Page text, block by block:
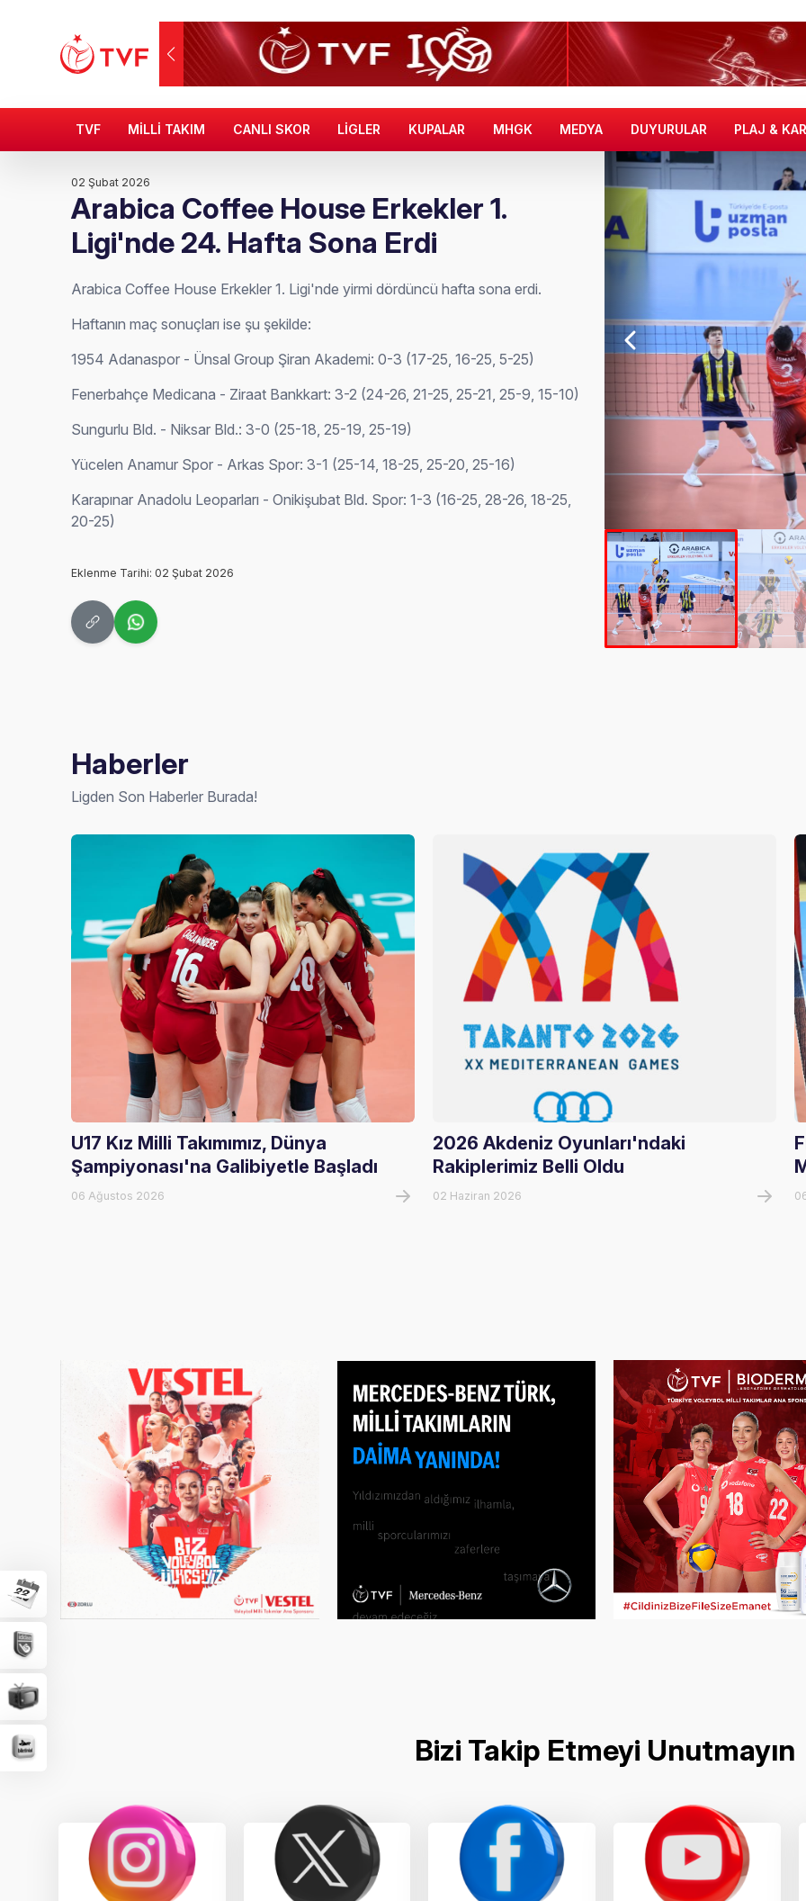
TVF MİLLİ TAKIM CANLI SKOR LİGLER KUPALAR MHGK MEDYA DUYURULAR PLAJ & KAR
02 Şubat 2026
Arabica Coffee House Erkekler 1.
Ligi'nde 24. Hafta Sona Erdi
Arabica Coffee House Erkekler 1. Ligi'nde yirmi dördüncü hafta sona erdi.
Haftanın maç sonuçları ise şu şekilde:
1954 Adanaspor - Ünsal Group Şiran Akademi: 0-3 (17-25, 16-25, 5-25)
Fenerbahçe Medicana - Ziraat Bankkart: 3-2 (24-26, 21-25, 25-21, 25-9, 15-10)
Sungurlu Bld. - Niksar Bld.: 3-0 (25-18, 25-19, 25-19)
Yücelen Anamur Spor - Arkas Spor: 3-1 (25-14, 18-25, 25-20, 25-16)
Karapınar Anadolu Leoparları - Onikişubat Bld. Spor: 1-3 (16-25, 28-26, 18-25,
20-25)
Eklenme Tarihi: 02 Şubat 2026
Haberler
Ligden Son Haberler Burada!
U17 Kız Milli Takımımız, Dünya
Şampiyonası'na Galibiyetle Başladı
06 Ağustos 2026
2026 Akdeniz Oyunları'ndaki
Rakiplerimiz Belli Oldu
02 Haziran 2026
Bizi Takip Etmeyi Unutmayın